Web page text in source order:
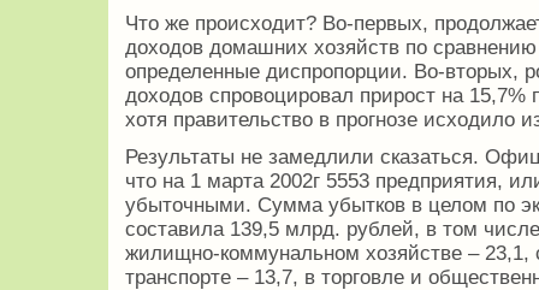
Что же происходит? Во-первых,
доходов домашних хозяйств по
определенные диспропорции. Во-вторых,
доходов спровоцировал прирост на 15,7%
хотя правительство в прогнозе исходило
Результаты не замедлили сказаться.
что на 1 марта 2002г 5553 предприятия,
убыточными. Сумма убытков в целом по
составила 139,5 млрд. рублей, в том
жилищно-коммунальном хозяйстве – 23,1,
транспорте – 13,7, в торговле и